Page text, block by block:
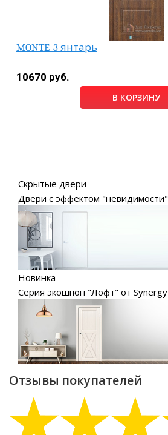
MONTE-3 янтарь
10670 руб.
В КОРЗИНУ
Скрытые двери
Двери с эффектом "невидимости"
Новинка
Серия экошпон "Лофт" от Synergy
Отзывы покупателей